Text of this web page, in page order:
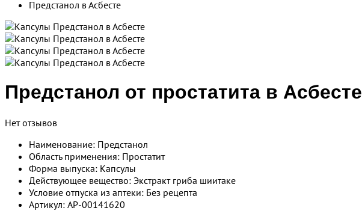
Предстанол в Асбесте
Предстанол от простатита в Асбесте
Нет отзывов
Наименование: Предстанол
Область применения: Простатит
Форма выпуска: Капсулы
Действующее вещество: Экстракт гриба шиитаке
Условие отпуска из аптеки: Без рецепта
Артикул: AP-00141620